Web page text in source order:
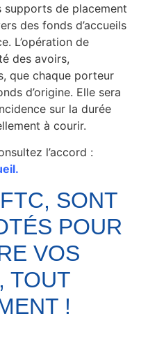
supports de placement
des fonds d’accueils
L’opération de
des avoirs,
que chaque porteur
d’origine. Elle sera
sur la durée
à courir.
l’accord :
SONT
POUR
VOS
TOUT
!